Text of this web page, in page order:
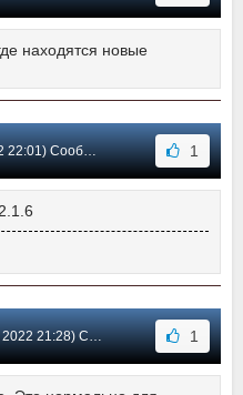
находятся новые
Сообщение #2 1
Сообщение #1 1